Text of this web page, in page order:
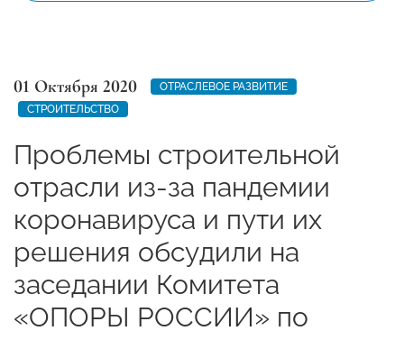
01 Октября 2020
ОТРАСЛЕВОЕ РАЗВИТИЕ
СТРОИТЕЛЬСТВО
Проблемы строительной
отрасли из-за пандемии
коронавируса и пути их
решения обсудили на
заседании Комитета
«ОПОРЫ РОССИИ» по